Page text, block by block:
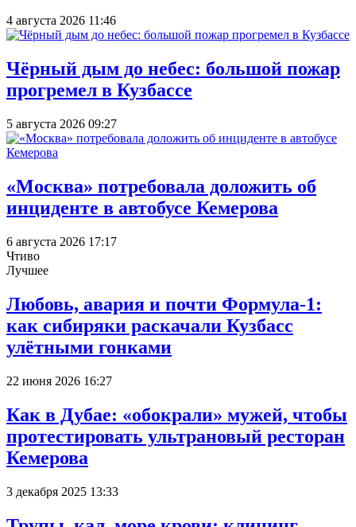
4 августа 2026 11:46
Чёрный дым до небес: большой пожар
прогремел в Кузбассе
5 августа 2026 09:27
«Москва» потребовала доложить об
инциденте в автобусе Кемерова
6 августа 2026 17:17
Чтиво
Лучшее
Любовь, авария и почти Формула-1:
как сибиряки раскачали Кузбасс
улётными гонками
22 июня 2026 16:27
Как в Дубае: «обокрали» мужей, чтобы
протестировать ультрановый ресторан
Кемерова
3 декабря 2025 13:33